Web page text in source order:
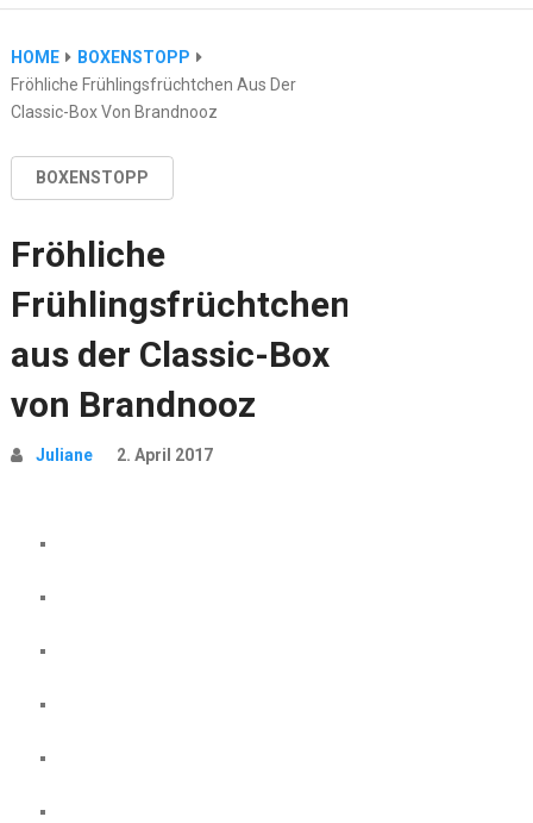
HOME
BOXENSTOPP
Fröhliche Frühlingsfrüchtchen Aus Der
Classic-Box Von Brandnooz
BOXENSTOPP
Fröhliche
Frühlingsfrüchtchen
aus der Classic-Box
von Brandnooz
Juliane 2. April 2017